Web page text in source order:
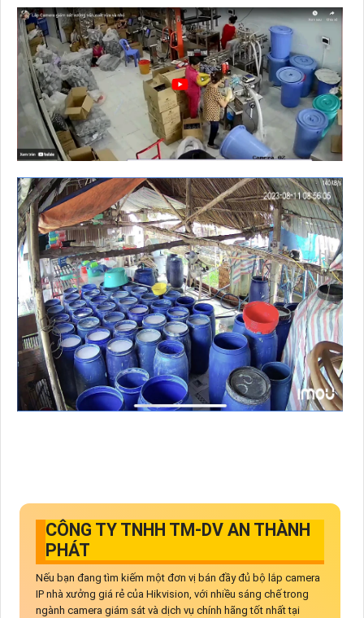
CÔNG TY TNHH TM-DV AN THÀNH
PHÁT
Nếu bạn đang tìm kiếm một đơn vị bán đầy đủ bộ lắp camera
IP nhà xưởng giá rẻ của Hikvision, với nhiều sáng chế trong
ngành camera giám sát và dịch vụ chính hãng tốt nhất tại